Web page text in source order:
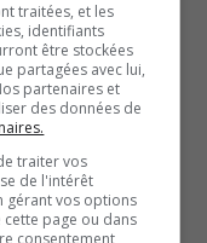
traitées, et les
identifiants
être stockées
partagées avec lui,
partenaires et
des données de
traiter vos
de l'intérêt
gérant vos options
cette page ou dans
consentement